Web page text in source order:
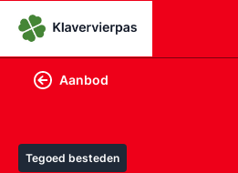
Aanbod
Tegoed besteden